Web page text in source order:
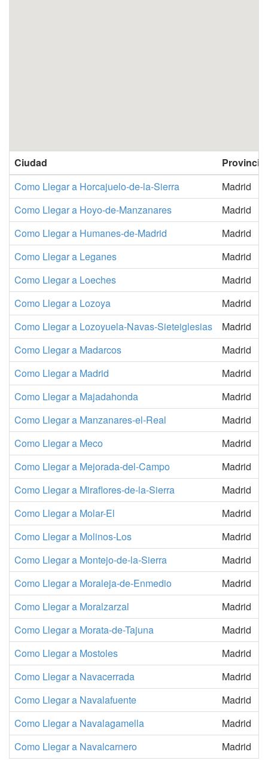
Ciudad
Provincia
Como Llegar a Horcajuelo-de-la-Sierra
Madrid
Como Llegar a Hoyo-de-Manzanares
Madrid
Como Llegar a Humanes-de-Madrid
Madrid
Como Llegar a Leganes
Madrid
Como Llegar a Loeches
Madrid
Como Llegar a Lozoya
Madrid
Como Llegar a Lozoyuela-Navas-Sieteiglesias
Madrid
Como Llegar a Madarcos
Madrid
Como Llegar a Madrid
Madrid
Como Llegar a Majadahonda
Madrid
Como Llegar a Manzanares-el-Real
Madrid
Como Llegar a Meco
Madrid
Como Llegar a Mejorada-del-Campo
Madrid
Como Llegar a Miraflores-de-la-Sierra
Madrid
Como Llegar a Molar-El
Madrid
Como Llegar a Molinos-Los
Madrid
Como Llegar a Montejo-de-la-Sierra
Madrid
Como Llegar a Moraleja-de-Enmedio
Madrid
Como Llegar a Moralzarzal
Madrid
Como Llegar a Morata-de-Tajuna
Madrid
Como Llegar a Mostoles
Madrid
Como Llegar a Navacerrada
Madrid
Como Llegar a Navalafuente
Madrid
Como Llegar a Navalagamella
Madrid
Como Llegar a Navalcarnero
Madrid